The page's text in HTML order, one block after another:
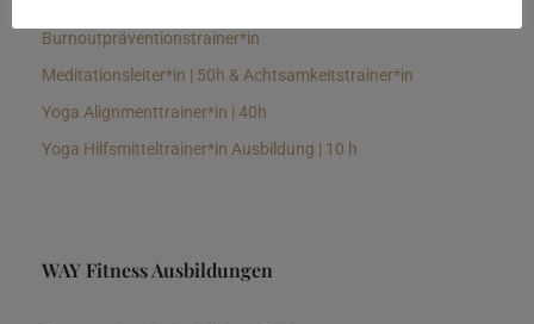
Burnoutpräventionstrainer*in
Meditationsleiter*in | 50h & Achtsamkeitstrainer*in
Yoga Alignmenttrainer*in | 40h
Yoga Hilfsmitteltrainer*in Ausbildung | 10 h
WAY Fitness Ausbildungen